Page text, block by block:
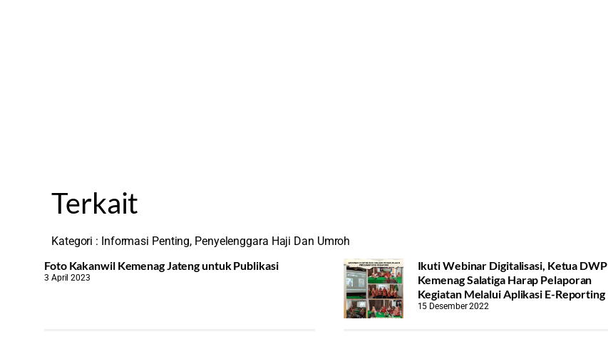
Terkait
Kategori : Informasi Penting, Penyelenggara Haji Dan Umroh
Foto Kakanwil Kemenag Jateng untuk Publikasi
3 April 2023
Ikuti Webinar Digitalisasi, Ketua DWP
Kemenag Salatiga Harap Pelaporan
Kegiatan Melalui Aplikasi E-Reporting
15 Desember 2022